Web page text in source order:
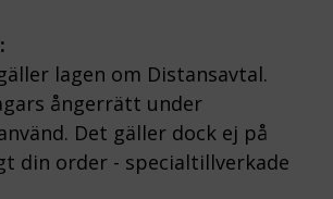
lagen om Distansavtal.
ångerrätt under
Det gäller dock ej på
din order - specialtillverkade